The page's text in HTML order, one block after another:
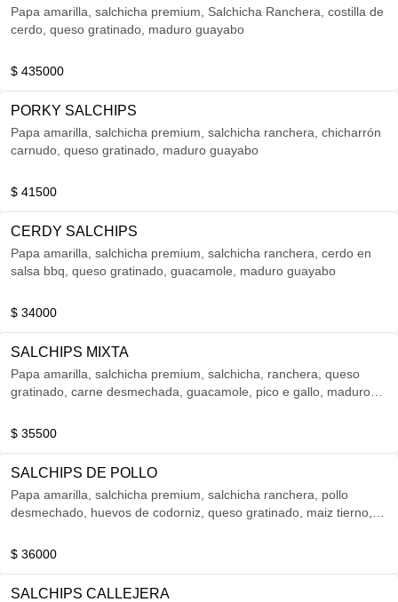
Papa amarilla, salchicha premium, Salchicha Ranchera, costilla de
cerdo, queso gratinado, maduro guayabo
$ 435000
PORKY SALCHIPS
Papa amarilla, salchicha premium, salchicha ranchera, chicharrón
carnudo, queso gratinado, maduro guayabo
$ 41500
CERDY SALCHIPS
Papa amarilla, salchicha premium, salchicha ranchera, cerdo en
salsa bbq, queso gratinado, guacamole, maduro guayabo
$ 34000
SALCHIPS MIXTA
Papa amarilla, salchicha premium, salchicha, ranchera, queso
gratinado, carne desmechada, guacamole, pico e gallo, maduro
$ 35500
SALCHIPS DE POLLO
Papa amarilla, salchicha premium, salchicha ranchera, pollo
desmechado, huevos de codorniz, queso gratinado, maiz tierno,
$ 36000
SALCHIPS CALLEJERA